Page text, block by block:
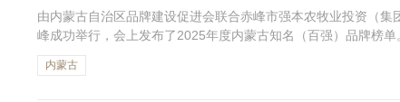
由内蒙古自治区品牌建设促进会联合赤峰市强本农牧业投资（
峰成功举行，会上发布了2025年度内蒙古知名（百强）品牌榜
395.21亿元位列第二，鄂尔多斯（ERDOS）635.82亿元位列...
内蒙古